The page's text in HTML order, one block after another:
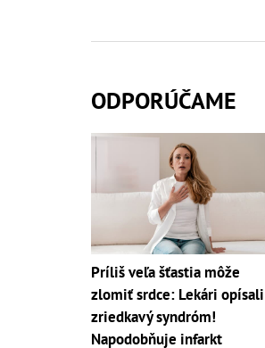
ODPORÚČAME
Príliš veľa šťastia môže
zlomiť srdce: Lekári opísali
zriedkavý syndróm!
Napodobňuje infarkt